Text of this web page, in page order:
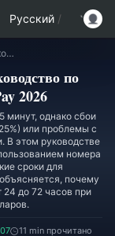
Русский /
Не пришли монеты SUGO? Руководство по решению проблем с CodaPay 2026
по
2026
минут, однако сбои
или проблемы с
В этом руководстве
номера
сроки для
почему
24 до 72 часов при
11 min прочитано